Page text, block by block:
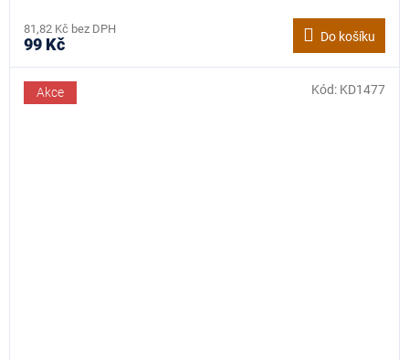
81,82 Kč bez DPH
99 Kč Do košíku
Akce Kód: KD1477